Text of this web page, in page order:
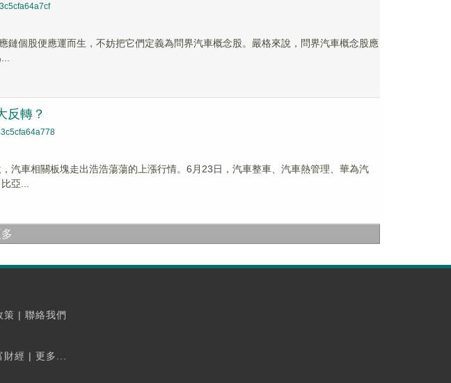
鏈個股便應運而生，不妨把它們定義為問界汽車概念股。嚴格來說，問界汽車概念股應
反轉？
汽車相關板塊走出浩浩蕩蕩的上漲行情。6月23日，汽車整車、汽車熱管理、華為汽
亞...
策 | 聯絡我們
財經 | 更多...